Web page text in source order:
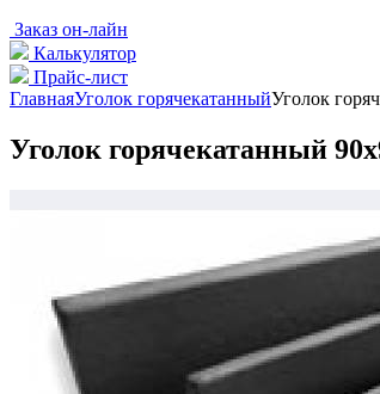
Заказ он-лайн
Калькулятор
Прайс-лист
ГлавнаяУголок горячекатанныйУголок
Уголок горячекатанный